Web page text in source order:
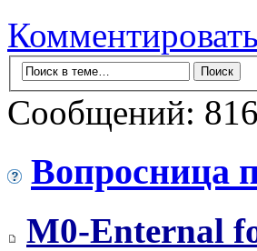
Комментировать
Сообщений:
Вопросница
M0-Enternal